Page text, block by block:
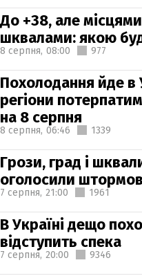
До +38, але
шквалами: якою
8 серпня, 08:00 977
Похолодання йде в
регіони
на 8 серпня
8 серпня, 06:46 1339
Грози, град і
оголосили
7 серпня, 21:00 1961
В Україні дещо
відступить спека
7 серпня, 20:00 9346